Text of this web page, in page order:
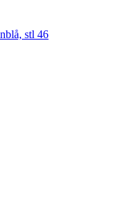
stl 46